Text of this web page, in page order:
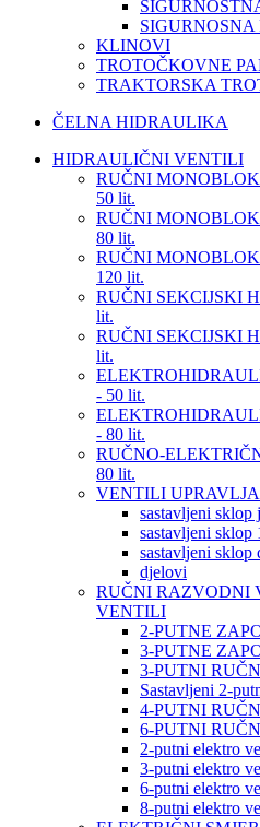
SIGURNOSNA
KLINOVI
TROTOČKOVNE
TRAKTORSKA
ČELNA HIDRAULIKA
HIDRAULIČNI VENTILI
RUČNI
50 lit.
RUČNI
80 lit.
RUČNI
120 lit.
RUČNI SEKCIJSKI
lit.
RUČNI SEKCIJSKI
lit.
- 50 lit.
- 80 lit.
RUČNO-
80 lit.
VENTILI
sastavljeni sklop
sastavljeni sklop
sastavljeni sklop
djelovi
RUČNI RAZVODNI
VENTILI
2-PUTNE
3-PUTNE
3-PUTNI
Sastavljeni 2-
4-PUTNI
6-PUTNI
2-putni elektro
3-putni elektro
6-putni elektro
8-putni elektro